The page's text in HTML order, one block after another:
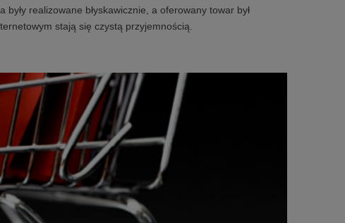
realizowane błyskawicznie, a oferowany towar był
stają się czystą przyjemnością.